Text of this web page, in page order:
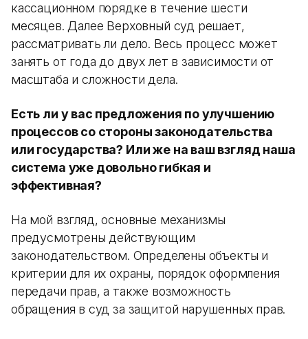
кассационном порядке в течение шести
месяцев. Далее Верховный суд решает,
рассматривать ли дело. Весь процесс может
занять от года до двух лет в зависимости от
масштаба и сложности дела.
Есть ли у вас предложения по улучшению
процессов со стороны законодательства
или государства? Или же на ваш взгляд наша
система уже довольно гибкая и
эффективная?
На мой взгляд, основные механизмы
предусмотрены действующим
законодательством. Определены объекты и
критерии для их охраны, порядок оформления
передачи прав, а также возможность
обращения в суд за защитой нарушенных прав.